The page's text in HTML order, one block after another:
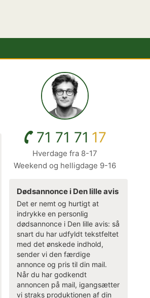
71 71 71 17
Hverdage fra 8-17
Weekend og helligdage 9-16
Dødsannonce i Den lille avis
Det er nemt og hurtigt at
indrykke en personlig
dødsannonce i Den lille avis: så
snart du har udfyldt tekstfeltet
med det ønskede indhold,
sender vi den færdige
annonce og pris til din mail.
Når du har godkendt
annoncen på mail, igangsætter
vi straks produktionen af din